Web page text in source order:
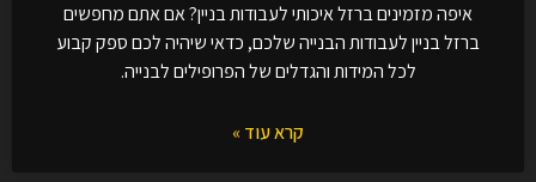
איפה מזמינים ברזל איכותי לעבודות בניין? אם אתם מחפשים
ברזל בניין לעבודות הבנייה שלכם, כדאי שיהיה לכם ספק קבוע
לכל המידות והגדלים של הפרופילים לבנייה.
קרא עוד »